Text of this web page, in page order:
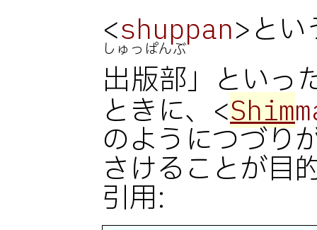
<shuppan>とい
出版部
しゅっぱんぶ
」といっ
ときに、<Shim
のようにつづり
さけることが目
引用: